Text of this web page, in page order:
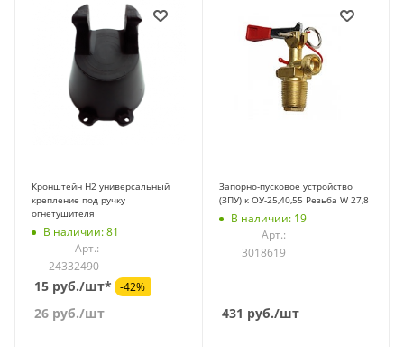
Кронштейн Н2 универсальный
крепление под ручку
огнетушителя
В наличии: 81
Арт.:
24332490
15 руб./шт* -42%
26 руб./шт
Запорно-пусковое устройство
(ЗПУ) к ОУ-25,40,55 Резьба W 27,8
В наличии: 19
Арт.:
3018619
431 руб./шт